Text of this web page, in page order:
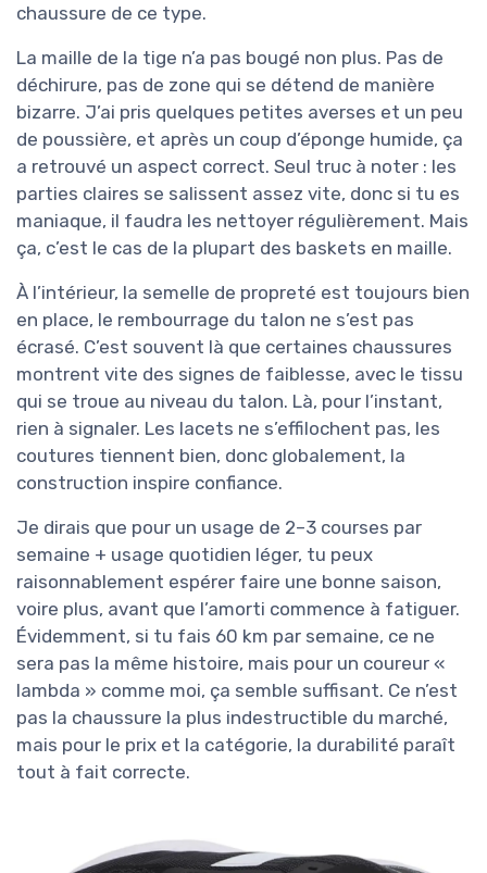
chaussure de ce type.
La maille de la tige n’a pas bougé non plus. Pas de
déchirure, pas de zone qui se détend de manière
bizarre. J’ai pris quelques petites averses et un peu
de poussière, et après un coup d’éponge humide, ça
a retrouvé un aspect correct. Seul truc à noter : les
parties claires se salissent assez vite, donc si tu es
maniaque, il faudra les nettoyer régulièrement. Mais
ça, c’est le cas de la plupart des baskets en maille.
À l’intérieur, la semelle de propreté est toujours bien
en place, le rembourrage du talon ne s’est pas
écrasé. C’est souvent là que certaines chaussures
montrent vite des signes de faiblesse, avec le tissu
qui se troue au niveau du talon. Là, pour l’instant,
rien à signaler. Les lacets ne s’effilochent pas, les
coutures tiennent bien, donc globalement, la
construction inspire confiance.
Je dirais que pour un usage de 2–3 courses par
semaine + usage quotidien léger, tu peux
raisonnablement espérer faire une bonne saison,
voire plus, avant que l’amorti commence à fatiguer.
Évidemment, si tu fais 60 km par semaine, ce ne
sera pas la même histoire, mais pour un coureur «
lambda » comme moi, ça semble suffisant. Ce n’est
pas la chaussure la plus indestructible du marché,
mais pour le prix et la catégorie, la durabilité paraît
tout à fait correcte.